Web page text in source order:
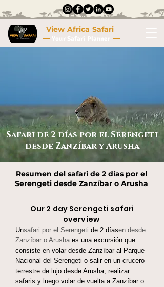
View Africa Safari
Your Safari Planner
Safari de 2 días por el Serengeti
desde Zanzíbar y Arusha
Resumen del safari de 2 días por el
Serengeti desde Zanzíbar o Arusha
Our 2 day Serengeti safari
overview
Unsafari por el Serengeti de 2 díasen desde
Zanzíbar o Arushaes una excursión que
consiste en volar desde Zanzíbaral Parque
Nacional del Serengeti o salir en un crucero
terrestre de lujo desde Arusha, realizar
safaris y luego volar de vuelta a Zanzíbar o